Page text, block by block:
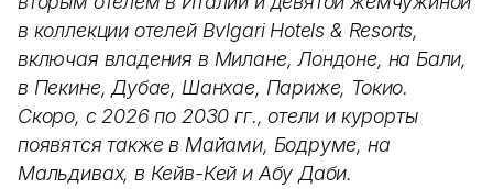
в коллекции отелей Bvlgari Hotels & Resorts,
включая владения в Милане, Лондоне, на Бали,
в Пекине, Дубае, Шанхае, Париже, Токио.
Скоро, с 2026 по 2030 гг., отели и курорты
появятся также в Майами, Бодруме, на
Мальдивах, в Кейв-Кей и Абу Даби.